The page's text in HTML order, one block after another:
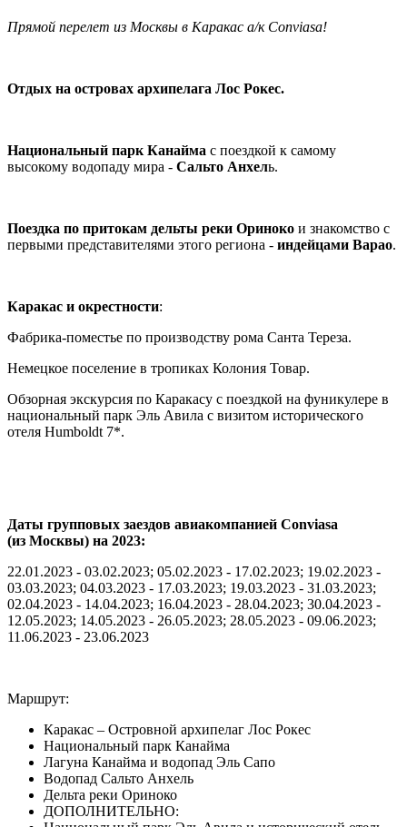
Прямой перелет из Москвы в Каракас а/к Conviasa!
Отдых на островах архипелага Лос Рокес.
Национальный парк Канайма с поездкой к самому
высокому водопаду мира - Сальто Анхель.
Поездка по притокам дельты реки Ориноко и знакомство с
первыми представителями этого региона - индейцами Варао.
Каракас и окрестности:
Фабрика-поместье по производству рома Санта Тереза.
Немецкое поселение в тропиках Колония Товар.
Обзорная экскурсия по Каракасу с поездкой на фуникулере в
национальный парк Эль Авила с визитом исторического
отеля Humboldt 7*.
Даты групповых заездов авиакомпанией Conviasa
(из Москвы) на 2023:
22.01.2023 - 03.02.2023; 05.02.2023 - 17.02.2023; 19.02.2023 -
03.03.2023; 04.03.2023 - 17.03.2023; 19.03.2023 - 31.03.2023;
02.04.2023 - 14.04.2023; 16.04.2023 - 28.04.2023; 30.04.2023 -
12.05.2023; 14.05.2023 - 26.05.2023; 28.05.2023 - 09.06.2023;
11.06.2023 - 23.06.2023
Маршрут:
Каракас – Островной архипелаг Лос Рокес
Национальный парк Канайма
Лагуна Канайма и водопад Эль Сапо
Водопад Сальто Анхель
Дельта реки Ориноко
ДОПОЛНИТЕЛЬНО: